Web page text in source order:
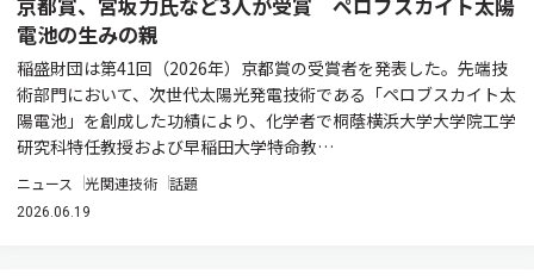
電池の生みの親
稲盛財団は第41回（2026年）京都賞の受賞者を発表した。先端技
術部門において、次世代太陽光発電技術である「ペロブスカイト太
陽電池」を創成した功績により、化学者で桐蔭横浜大学大学院工学
研究科特任教授および早稲田大学特命教…
ニュース 光関連技術 話題
2026.06.19